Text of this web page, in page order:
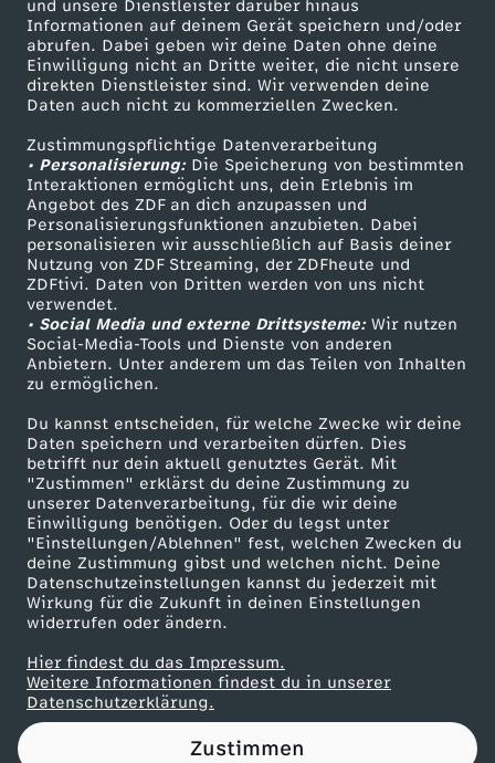
und unsere Dienstleister darüber hinaus
Informationen auf deinem Gerät speichern und/oder
abrufen. Dabei geben wir deine Daten ohne deine
Einwilligung nicht an Dritte weiter, die nicht unsere
direkten Dienstleister sind. Wir verwenden deine
Daten auch nicht zu kommerziellen Zwecken.
Zustimmungspflichtige Datenverarbeitung
• Personalisierung:Die Speicherung von bestimmten
Interaktionen ermöglicht uns, dein Erlebnis im
Angebot des ZDF an dich anzupassen und
Personalisierungsfunktionen anzubieten. Dabei
personalisieren wir ausschließlich auf Basis deiner
Nutzung von ZDF Streaming, der ZDFheute und
ZDFtivi. Daten von Dritten werden von uns nicht
verwendet.
• Social Media und externe Drittsysteme:Wir nutzen
Social-Media-Tools und Dienste von anderen
Anbietern. Unter anderem um das Teilen von Inhalten
zu ermöglichen.
Du kannst entscheiden, für welche Zwecke wir deine
Daten speichern und verarbeiten dürfen. Dies
betrifft nur dein aktuell genutztes Gerät. Mit
"Zustimmen" erklärst du deine Zustimmung zu
unserer Datenverarbeitung, für die wir deine
Einwilligung benötigen. Oder du legst unter
"Einstellungen/Ablehnen" fest, welchen Zwecken du
deine Zustimmung gibst und welchen nicht. Deine
Datenschutzeinstellungen kannst du jederzeit mit
Wirkung für die Zukunft in deinen Einstellungen
widerrufen oder ändern.
Hier findest du das Impressum.
Weitere Informationen findest du in unserer
Datenschutzerklärung.
Zustimmen
e
l
t
g
i
p
f
e
l
f
ü
r
s
o
Mehr ZDF
ZDF-Apps
Smart TV
ZDFtext
Livestreams
Sendungen A-Z
TV-Programm
Service
ZDFmitreden
Kontakt zum ZDF
Tickets
Zuschauerservice
Hilfe
ZDF Unternehmen
Karriere
ZDF goes Schule
Werbefernsehen
Mainzelmännchen
Partner